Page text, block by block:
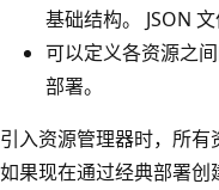
基础结构。 JSON
可以定义各资源之
部署。
引入资源管理器时，所有
如果现在通过经典部署创